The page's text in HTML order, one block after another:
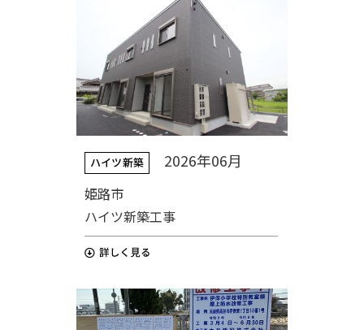
ハイツ新築 2026年06月
姫路市
ハイツ新築工事